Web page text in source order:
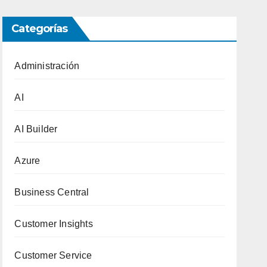
Categorías
Administración
AI
AI Builder
Azure
Business Central
Customer Insights
Customer Service